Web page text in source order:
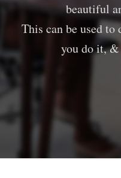
beautiful
This can be used to
you do it,